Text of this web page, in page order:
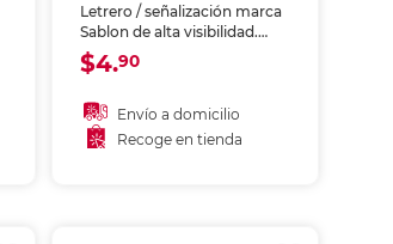
Letrero / señalización marca
Sablon de alta visibilidad.
Identifica zonas, riesgos o
instrucciones en oficinas,
Material resistente al uso
prolongado.
$4.90
Envío a domicilio
Recoge en tienda